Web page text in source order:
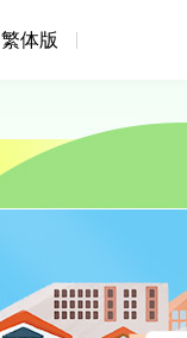
繁体版